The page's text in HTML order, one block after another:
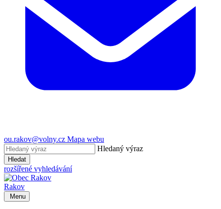
ou.rakov@volny.cz Mapa webu
Hledaný výraz
Hledat
rozšířené vyhledávání
Rakov
Menu